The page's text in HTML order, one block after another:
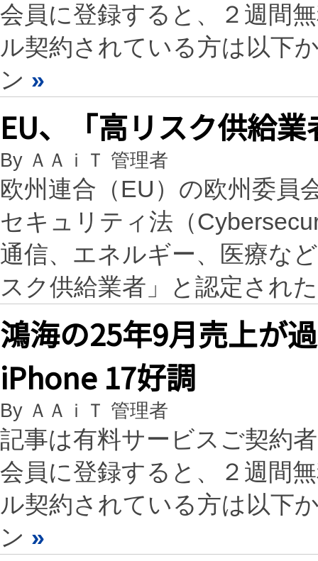
会員に登録すると、２週間
ル契約されている方は以下
ン »
EU、「高リスク供給
By ＡＡｉＴ 管理者
欧州連合（EU）の欧州委員
セキュリティ法（
通信、エネルギー、医療な
スク供給業者」と認定され
鴻海の25年9月売上が
iPhone 17好調
By ＡＡｉＴ 管理者
記事は有料サービスご契約
会員に登録すると、２週間
ル契約されている方は以下
ン »